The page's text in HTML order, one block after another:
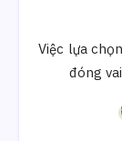
Việc lựa
đóng